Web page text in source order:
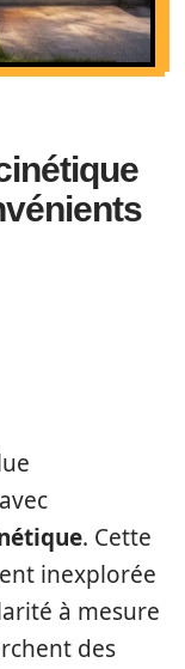
. Cette
inexplorée
à mesure
des